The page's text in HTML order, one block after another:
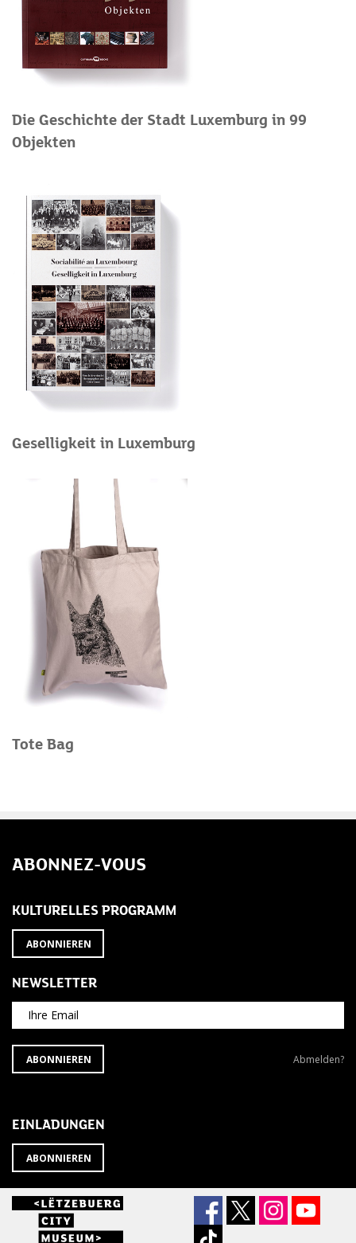
Die Geschichte der Stadt Luxemburg in 99
Objekten
Geselligkeit in Luxemburg
Tote Bag
ABONNEZ-VOUS
KULTURELLES PROGRAMM
ABONNIEREN
NEWSLETTER
Ihre Email
ABONNIEREN
SIE
ABONNIEREN
Newsletter
Abmelden?
EINLADUNGEN
ABONNIEREN